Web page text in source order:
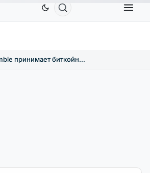
TetherUSDT0,9991 $ BNBBNB
Rumble принимает биткойн: криптовалютные советы для YouTube Challenge